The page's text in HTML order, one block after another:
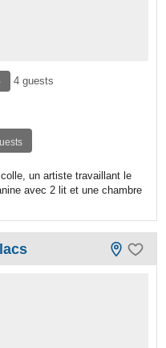
4 guests
un artiste travaillant le
avec 2 lit et une chambre